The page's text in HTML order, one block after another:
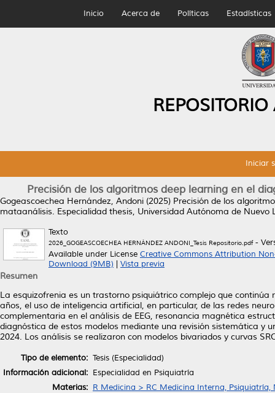
Inicio Acerca de Políticas Estadísticas
Iniciar
Precisión de los algoritmos deep learning en el
Gogeascoechea Hernández, Andoni (2025) Precisión de los
mataanálisis. Especialidad thesis, Universidad Autónoma de Nuevo
Texto
2026_GOGEASCOECHEA HERNÁNDEZ ANDONI_Tesis Repositorio.pdf-
Available under License Creative Commons Attribution
Download (9MB)
Vista previa
Resumen
La esquizofrenia es un trastorno psiquiátrico complejo que
años, el uso de inteligencia artificial, en particular, de las redes
complementaria en el análisis de EEG, resonancia magnética
diagnóstica de estos modelos mediante una revisión sistemática y
2024. Los análisis se realizaron con modelos bivariados y curvas
Tipo de elemento: Tesis (Especialidad)
Información adicional: Especialidad en Psiquiatría
Materias: R Medicina > RC Medicina Interna, Psiquiatría,